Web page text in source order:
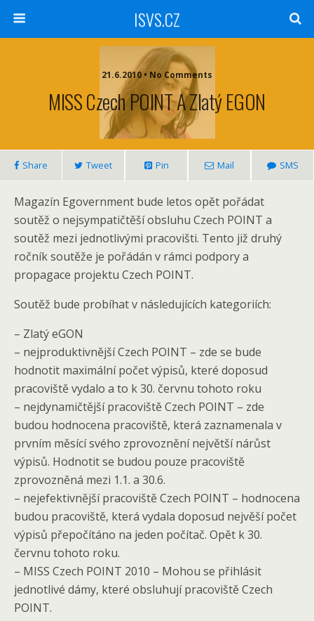
ISVS.CZ
21.6.2010 • No Comments
MISS Czech POINT A Zlatý EGON
Share Tweet Pin Mail SMS
Magazín Egovernment bude letos opět pořádat
soutěž o nejsympatičtěší obsluhu Czech POINT a
soutěž mezi jednotlivými pracovišti. Tento již druhý
ročník soutěže je pořádán v rámci podpory a
propagace projektu Czech POINT.
Soutěž bude probíhat v následujících kategoriích:
– Zlatý eGON
– nejproduktivnější Czech POINT – zde se bude
hodnotit maximální počet výpisů, které doposud
pracoviště vydalo a to k 30. červnu tohoto roku
– nejdynamičtější pracoviště Czech POINT – zde
budou hodnocena pracoviště, která zaznamenala v
prvním měsící svého zprovoznění největší nárůst
výpisů. Hodnotit se budou pouze pracoviště
zprovozněná mezi 1.1. a 30.6.
– nejefektivnější pracoviště Czech POINT – hodnocena
budou pracoviště, která vydala doposud nejvěší počet
výpisů přepočítáno na jeden počítač. Opět k 30.
červnu tohoto roku.
– MISS Czech POINT 2010 – Mohou se přihlásit
jednotlivé dámy, které obsluhují pracoviště Czech
POINT.